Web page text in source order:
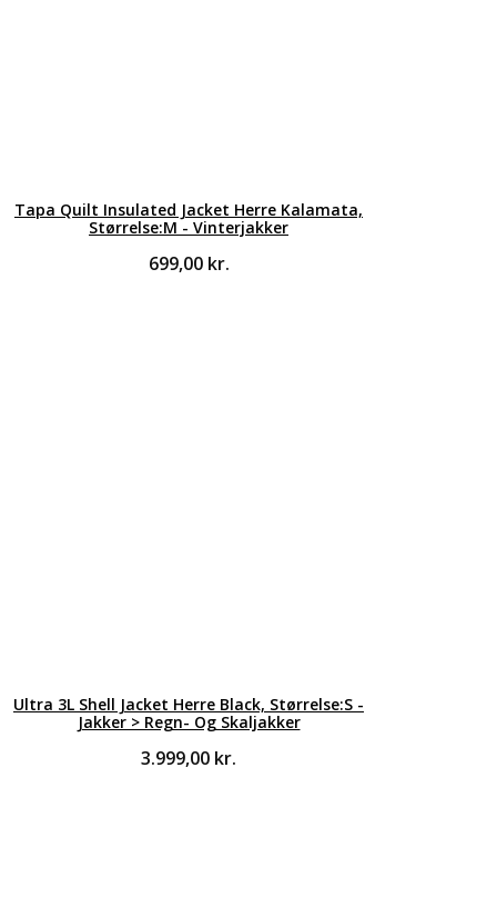
Tapa Quilt Insulated Jacket Herre Kalamata,
Størrelse:M - Vinterjakker
699,00 kr.
Ultra 3L Shell Jacket Herre Black, Størrelse:S -
Jakker > Regn- Og Skaljakker
3.999,00 kr.